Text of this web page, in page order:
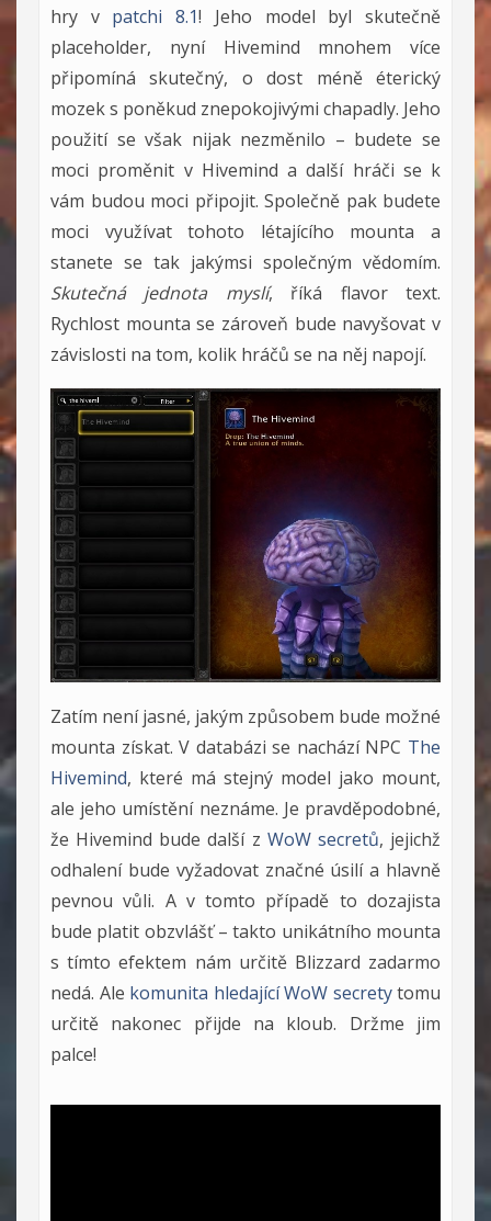
hry v patchi 8.1! Jeho model byl skutečně
placeholder, nyní Hivemind mnohem více
připomíná skutečný, o dost méně éterický
mozek s poněkud znepokojivými chapadly. Jeho
použití se však nijak nezměnilo – budete se
moci proměnit v Hivemind a další hráči se k
vám budou moci připojit. Společně pak budete
moci využívat tohoto létajícího mounta a
stanete se tak jakýmsi společným vědomím.
Skutečná jednota myslí, říká flavor text.
Rychlost mounta se zároveň bude navyšovat v
závislosti na tom, kolik hráčů se na něj napojí.
Zatím není jasné, jakým způsobem bude možné
mounta získat. V databázi se nachází NPC The
Hivemind, které má stejný model jako mount,
ale jeho umístění neznáme. Je pravděpodobné,
že Hivemind bude další z WoW secretů, jejichž
odhalení bude vyžadovat značné úsilí a hlavně
pevnou vůli. A v tomto případě to dozajista
bude platit obzvlášť – takto unikátního mounta
s tímto efektem nám určitě Blizzard zadarmo
nedá. Ale komunita hledající WoW secretytomu
určitě nakonec přijde na kloub. Držme jim
palce!